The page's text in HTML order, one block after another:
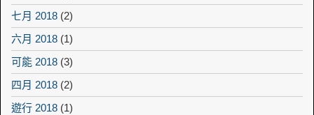
七月 2018 (2)
六月 2018 (1)
可能 2018 (3)
四月 2018 (2)
遊行 2018 (1)